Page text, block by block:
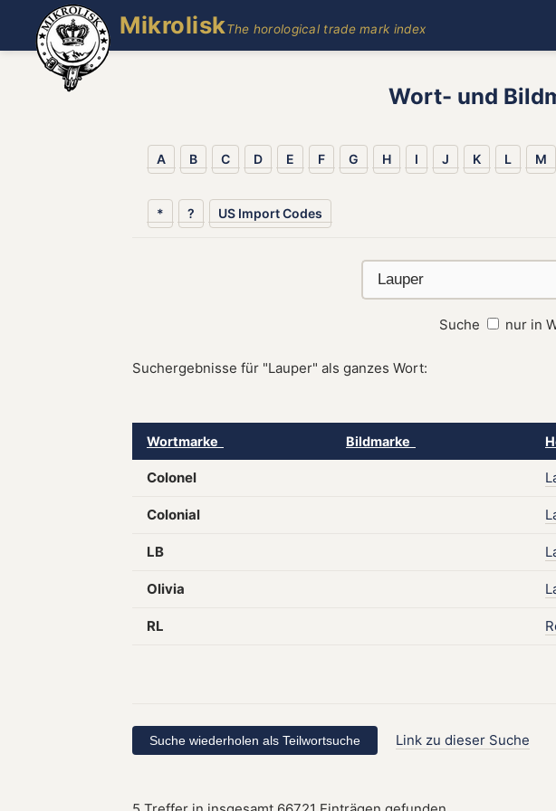
MikroliskThe horological trade mark index
Wort- und
A B C D E F G H I J K L M
* ? US Import Codes
Suche nur in
Suchergebnisse für "Lauper" als ganzes Wort:
Wortmarke Bildmarke
Colonel
Colonial
LB
Olivia
RL
Link zu dieser Suche